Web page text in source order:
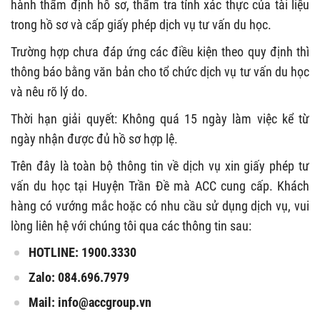
hành thẩm định hồ sơ, thẩm tra tính xác thực của tài liệu
trong hồ sơ và cấp giấy phép dịch vụ tư vấn du học.
Trường hợp chưa đáp ứng các điều kiện theo quy định thì
thông báo bằng văn bản cho tổ chức dịch vụ tư vấn du học
và nêu rõ lý do.
Thời hạn giải quyết: Không quá 15 ngày làm việc kể từ
ngày nhận được đủ hồ sơ hợp lệ.
Trên đây là toàn bộ thông tin về dịch vụ xin giấy phép tư
vấn du học tại Huyện Trần Đề mà ACC cung cấp. Khách
hàng có vướng mắc hoặc có nhu cầu sử dụng dịch vụ, vui
lòng liên hệ với chúng tôi qua các thông tin sau:
HOTLINE: 1900.3330
Zalo: 084.696.7979
Mail: info@accgroup.vn